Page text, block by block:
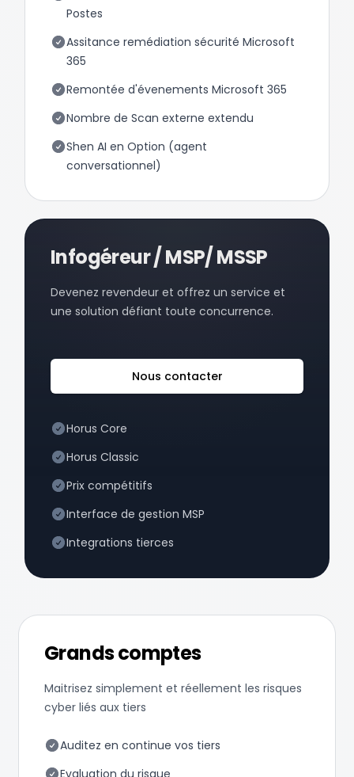
Postes
Assitance remédiation sécurité Microsoft
365
Remontée d'évenements Microsoft 365
Nombre de Scan externe extendu
Shen AI en Option (agent
conversationnel)
Infogéreur / MSP/ MSSP
Devenez revendeur et offrez un service et
une solution défiant toute concurrence.
Nous contacter
Horus Core
Horus Classic
Prix compétitifs
Interface de gestion MSP
Integrations tierces
Grands comptes
Maitrisez simplement et réellement les risques
cyber liés aux tiers
Auditez en continue vos tiers
Evaluation du risque